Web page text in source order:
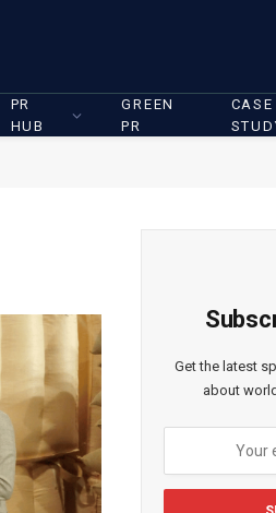
PR
HUB
GREEN
PR
CASE
Get the latest
about